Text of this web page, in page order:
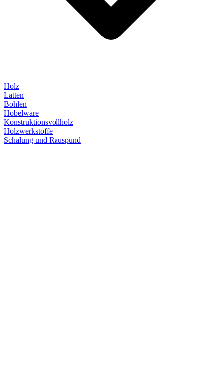
Holz
Latten
Bohlen
Hobelware
Konstruktionsvollholz
Holzwerkstoffe
Schalung und Rauspund